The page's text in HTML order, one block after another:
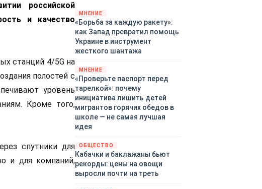
российской
и качество
станций 4/5G на
полостей с
уровень
Кроме того,
спутники для
и для компаний,
закупленное ранее оружие.
Также американская
администрация скидывает на
европейцев снабжение
киевского режима оружием,
всем новым снабженцам.
Однако часто возникают
предположения о возможном
«сменщике» американцев на
этом позорном посту.
Рассмотрим, кто же рвётся на
МНЕНИЕ
«Борьба за каждую ракету»:
как Запад превратил помощь
Украине в инструмент
жесткого шантажа
МНЕНИЕ
«Проверьте паспорт перед
тарелкой»: почему
инициатива лишить детей
мигрантов горячих обедов в
школе — не самая лучшая
идея
ОБЩЕСТВО
Кабачки и баклажаны бьют
рекорды: цены на овощи
выросли почти на треть